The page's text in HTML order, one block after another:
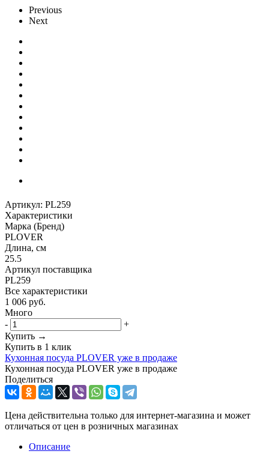
Previous
Next
Артикул: PL259
Характеристики
Марка (Бренд)
PLOVER
Длина, см
25.5
Артикул поставщика
PL259
Все характеристики
1 006 руб.
Много
-
+
Купить →
Купить в 1 клик
Кухонная посуда PLOVER уже в продаже
Кухонная посуда PLOVER уже в продаже
Поделиться
Цена действительна только для интернет-магазина и может
отличаться от цен в розничных магазинах
Описание